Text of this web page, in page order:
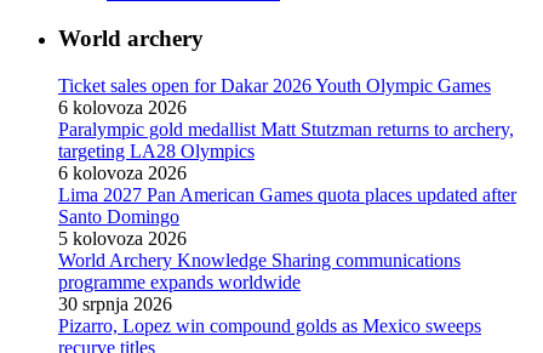
World archery
Ticket sales open for Dakar 2026 Youth Olympic Games
6 kolovoza 2026
Paralympic gold medallist Matt Stutzman returns to archery,
targeting LA28 Olympics
6 kolovoza 2026
Lima 2027 Pan American Games quota places updated after
Santo Domingo
5 kolovoza 2026
World Archery Knowledge Sharing communications
programme expands worldwide
30 srpnja 2026
Pizarro, Lopez win compound golds as Mexico sweeps
recurve titles